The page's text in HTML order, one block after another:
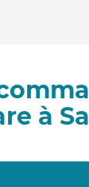
à